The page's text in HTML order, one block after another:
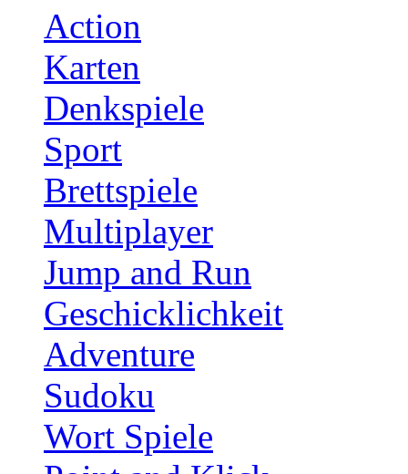
Action
Karten
Denkspiele
Sport
Brettspiele
Multiplayer
Jump and Run
Geschicklichkeit
Adventure
Sudoku
Wort Spiele